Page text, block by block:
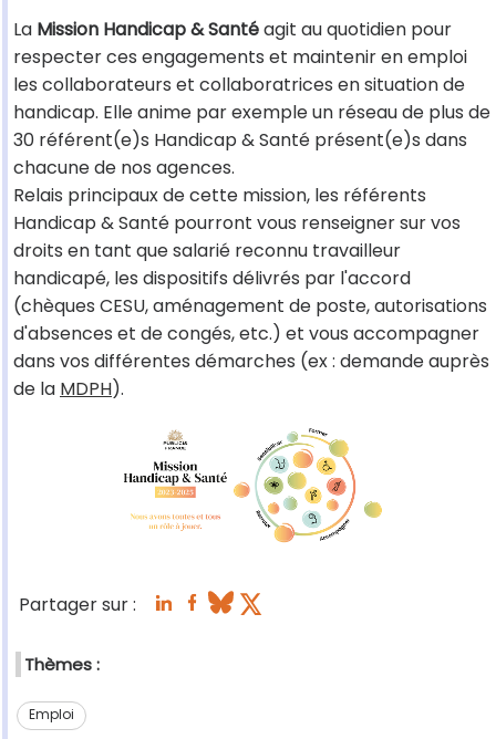
La Mission Handicap & Santéagit au quotidien pour
respecter ces engagements et maintenir en emploi
les collaborateurs et collaboratrices en situation de
handicap. Elle anime par exemple un réseau de plus de
30 référent(e)s Handicap & Santé présent(e)s dans
chacune de nos agences.
Relais principaux de cette mission, les référents
Handicap & Santé pourront vous renseigner sur vos
droits en tant que salarié reconnu travailleur
handicapé, les dispositifs délivrés par l'accord
(chèques CESU, aménagement de poste, autorisations
d'absences et de congés, etc.) et vous accompagner
dans vos différentes démarches (ex : demande auprès
de la MDPH).
Partager sur :
Thèmes :
Emploi